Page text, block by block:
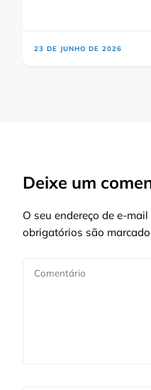
23 DE JUNHO DE 2026
Deixe um
O seu endereço de e-
obrigatórios são